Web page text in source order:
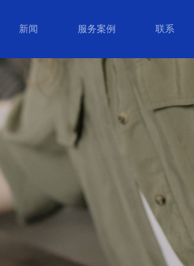
新闻 服务案例 联系